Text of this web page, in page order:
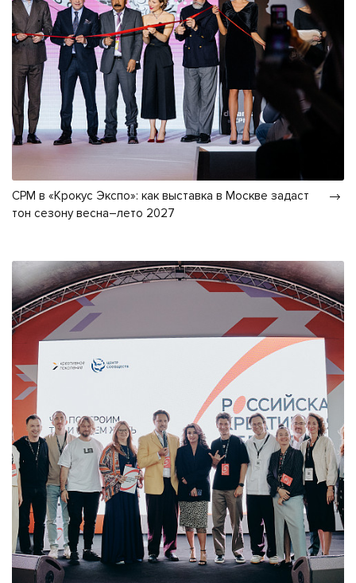
CPM в «Крокус Экспо»: как выставка в Москве задаст
тон сезону весна–лето 2027